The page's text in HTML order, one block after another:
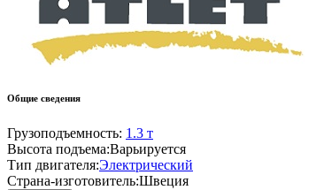
Общие сведения
Грузоподъемность: 1.3 т
Высота подъема:Варьируется
Тип двигателя:Электрический
Страна-изготовитель:Швеция